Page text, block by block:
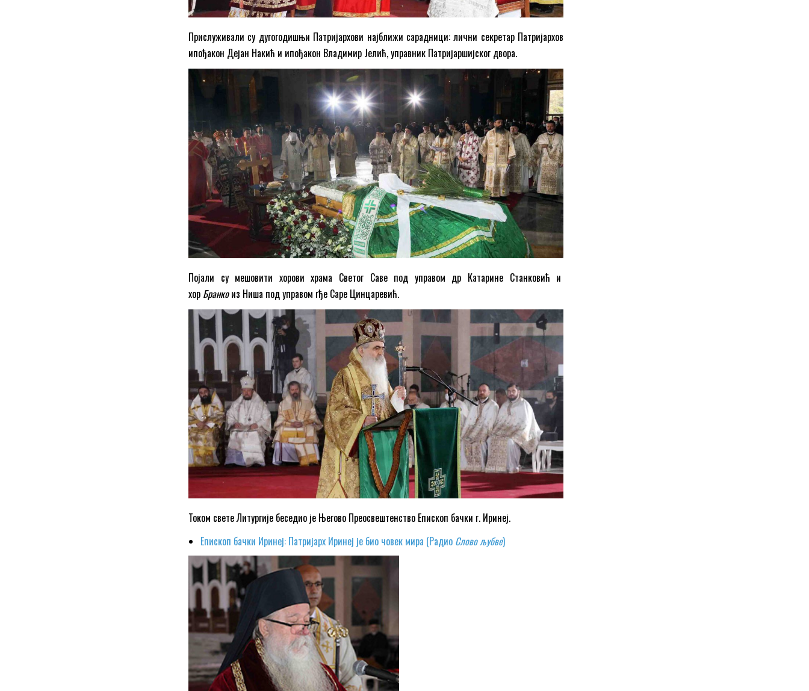
Прислуживали су дугогодишњи Патријархови најближи сарадници: лични секретар Патријархов
ипођакон Дејан Накић и ипођакон Владимир Јелић, управник Патријаршијског двора.
Појали су мешовити хорови храма Светог Саве под управом др Катарине Станковић и
хор Бранкоиз Ниша под управом гђе Саре Цинцаревић.
Током свете Литургије беседио је Његово Преосвештенство Епископ бачки г. Иринеј.
Епископ бачки Иринеј: Патријарх Иринеј је био човек мира (Радио Слово љубве)